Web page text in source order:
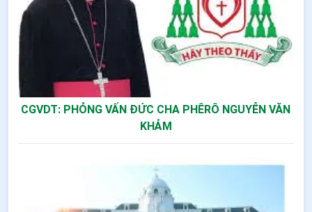
CGVDT: PHỎNG VẤN ĐỨC CHA PHÊRÔ NGUYỄN VĂN
KHẢM